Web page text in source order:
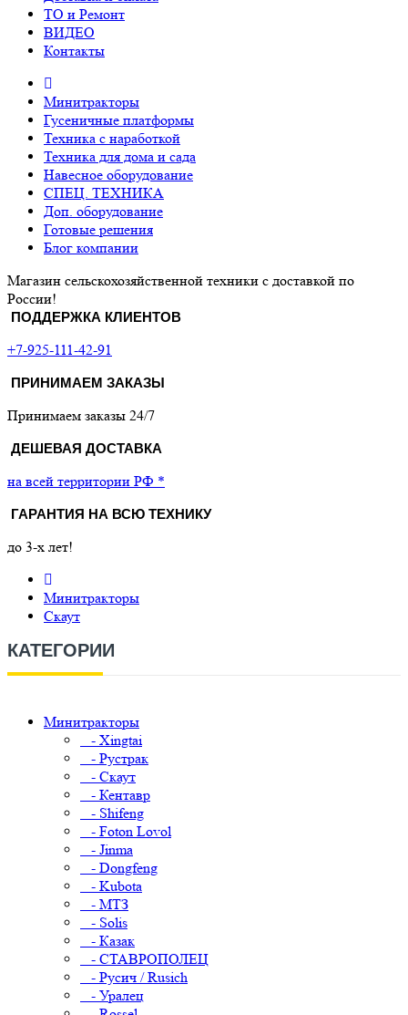
ТО и Ремонт
ВИДЕО
Контакты
Минитракторы
Гусеничные платформы
Техника с наработкой
Техника для дома и сада
Навесное оборудование
СПЕЦ. ТЕХНИКА
Доп. оборудование
Готовые решения
Блог компании
Магазин сельскохозяйственной техники с доставкой по
России!
ПОДДЕРЖКА КЛИЕНТОВ
+7-925-111-42-91
ПРИНИМАЕМ ЗАКАЗЫ
Принимаем заказы 24/7
ДЕШЕВАЯ ДОСТАВКА
на всей территории РФ *
ГАРАНТИЯ НА ВСЮ ТЕХНИКУ
до 3-х лет!
Минитракторы
Скаут
КАТЕГОРИИ
Минитракторы
- Xingtai
- Рустрак
- Скаут
- Кентавр
- Shifeng
- Foton Lovol
- Jinma
- Dongfeng
- Kubota
- МТЗ
- Solis
- Казак
- СТАВРОПОЛЕЦ
- Русич / Rusich
- Уралец